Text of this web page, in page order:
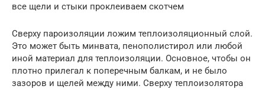
все щели и стыки проклеиваем скотчем
Сверху пароизоляции ложим теплоизоляционный слой.
Это может быть минвата, пенополистирол или любой
иной материал для теплоизоляции. Основное, чтобы он
плотно прилегал к поперечным балкам, и не было
зазоров и щелей между ними. Сверху теплоизолятора